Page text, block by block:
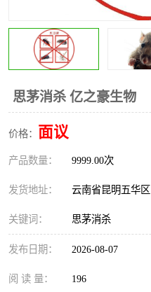
思茅消杀 亿之豪生物
价格： 面议
产品数量： 9999.00次
发货地址： 云南省昆明五华区
关键词： 思茅消杀
发布日期： 2026-08-07
阅 读 量： 196